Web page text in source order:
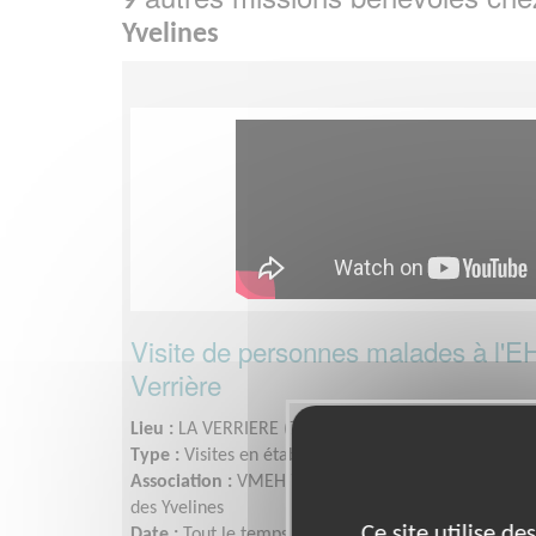
Yvelines
Visite de personnes malades à
Verrière
Lieu : LA VERRIERE (78320)
Type : Visites en établissement
Association : VMEH 78 - Visite des Malades dans
des Yvelines